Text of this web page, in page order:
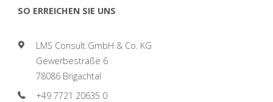
SO ERREICHEN SIE UNS
LMS Consult GmbH & Co. KG
Gewerbestraße 6
78086 Brigachtal
+49 7721 20635 0